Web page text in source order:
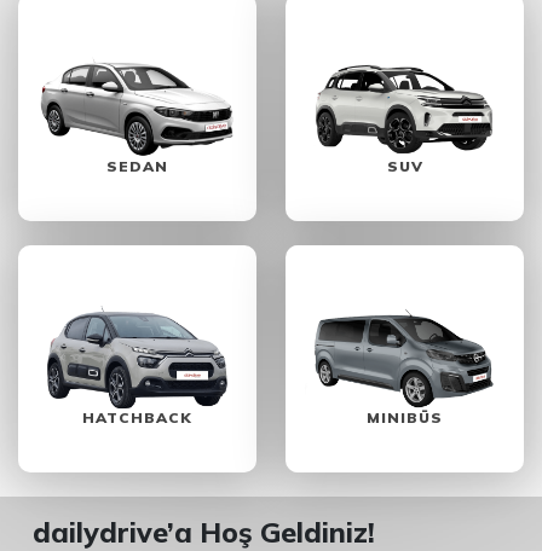
SEDAN SUV
HATCHBACK MINIBÜS
dailydrive’a Hoş Geldiniz!